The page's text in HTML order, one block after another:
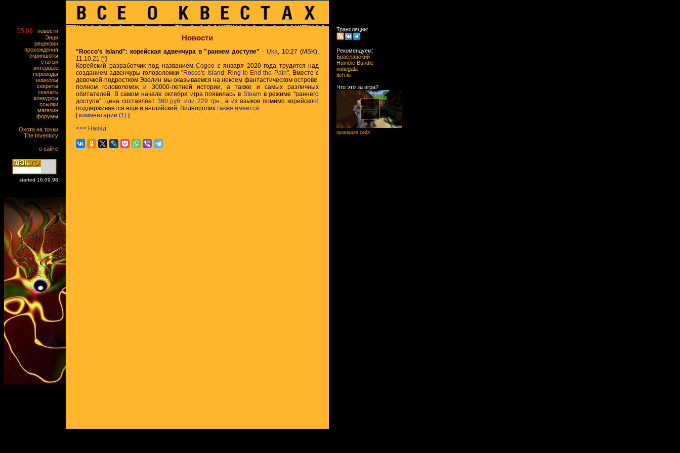
05.08
новости
Энци
рецензии
прохождения
скриншоты
статьи
интервью
переводы
новеллы
секреты
скачать
конкурсы
ссылки
магазин
форумы
Охота на точки
The Inventory
о сайте
started 16.09.98
Новости
"Rocco's Island": корейская адвенчура в "раннем доступе" - Uka, 10:27 (MSK),
11.10.21 [*]
Корейский разработчик под названием Cogoo с января 2020 года трудится над
созданием адвенчуры-головоломки"Rocco's Island: Ring to End the Pain". Вместе с
девочкой-подростком Эвелин мы оказываемся на некоем фантастическом острове,
полном головоломок и 30000-летней истории, а также и самых различных
обитателей. В самом начале октября игра появилась в Steamв режиме "раннего
доступа": цена составляет 360 руб. или 229 грн., а из языков помимо корейского
поддерживается ещё и английский. Видеоролик также имеется.
[комментарии (1) ]
<<< Назад
Трансляции:
Рекомендуем:
Браславский
Humble Bundle
indiegala
itch.io
Что это за игра?
проверьте себя